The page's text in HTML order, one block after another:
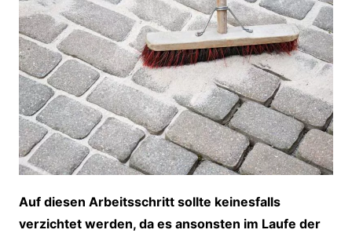
Auf diesen Arbeitsschritt sollte keinesfalls
verzichtet werden, da es ansonsten im Laufe der